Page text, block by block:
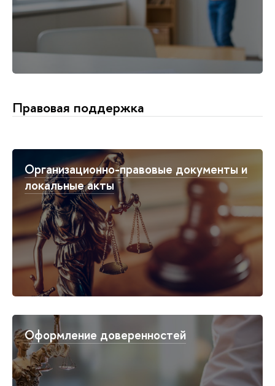
Правовая поддержка
Организационно-правовые документы и
локальные акты
Оформление доверенностей